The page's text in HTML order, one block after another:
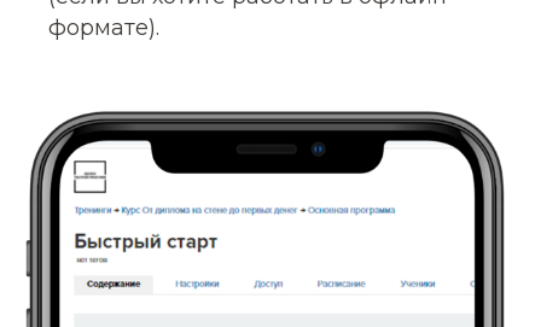
формате).